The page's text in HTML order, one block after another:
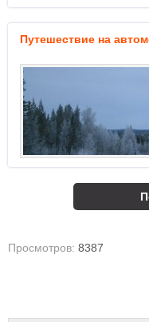
Путешествие на
Просмотров: 8387